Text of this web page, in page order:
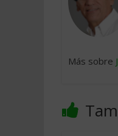
Más sobre